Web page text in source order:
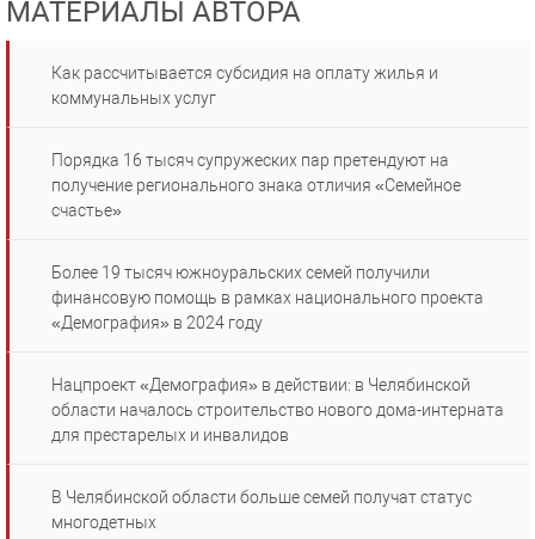
МАТЕРИАЛЫ АВТОРА
Как рассчитывается субсидия на оплату жилья и
коммунальных услуг
Порядка 16 тысяч супружеских пар претендуют на
получение регионального знака отличия «Семейное
счастье»
Более 19 тысяч южноуральских семей получили
финансовую помощь в рамках национального проекта
«Демография» в 2024 году
Нацпроект «Демография» в действии: в Челябинской
области началось строительство нового дома-интерната
для престарелых и инвалидов
В Челябинской области больше семей получат статус
многодетных